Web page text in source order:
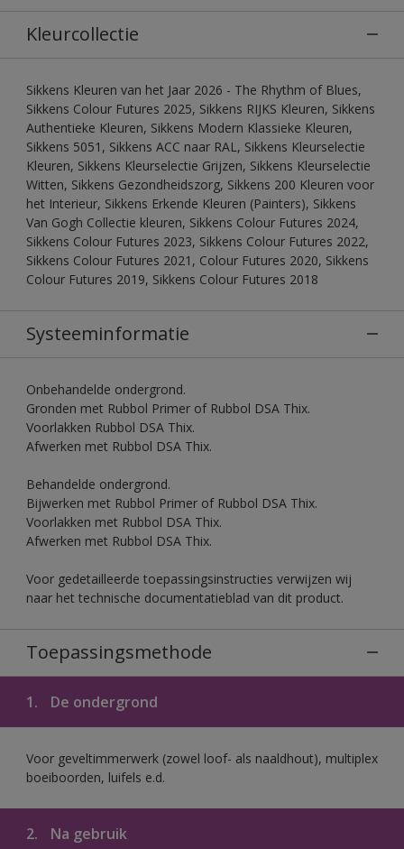
Kleurcollectie
Sikkens Kleuren van het Jaar 2026 - The Rhythm of Blues,
Sikkens Colour Futures 2025, Sikkens RIJKS Kleuren, Sikkens
Authentieke Kleuren, Sikkens Modern Klassieke Kleuren,
Sikkens 5051, Sikkens ACC naar RAL, Sikkens Kleurselectie
Kleuren, Sikkens Kleurselectie Grijzen, Sikkens Kleurselectie
Witten, Sikkens Gezondheidszorg, Sikkens 200 Kleuren voor
het Interieur, Sikkens Erkende Kleuren (Painters), Sikkens
Van Gogh Collectie kleuren, Sikkens Colour Futures 2024,
Sikkens Colour Futures 2023, Sikkens Colour Futures 2022,
Sikkens Colour Futures 2021, Colour Futures 2020, Sikkens
Colour Futures 2019, Sikkens Colour Futures 2018
Systeeminformatie
Onbehandelde ondergrond.
Gronden met Rubbol Primer of Rubbol DSA Thix.
Voorlakken Rubbol DSA Thix.
Afwerken met Rubbol DSA Thix.
Behandelde ondergrond.
Bijwerken met Rubbol Primer of Rubbol DSA Thix.
Voorlakken met Rubbol DSA Thix.
Afwerken met Rubbol DSA Thix.
Voor gedetailleerde toepassingsinstructies verwijzen wij
naar het technische documentatieblad van dit product.
Toepassingsmethode
1. De ondergrond
Voor geveltimmerwerk (zowel loof- als naaldhout), multiplex
boeiboorden, luifels e.d.
2. Na gebruik